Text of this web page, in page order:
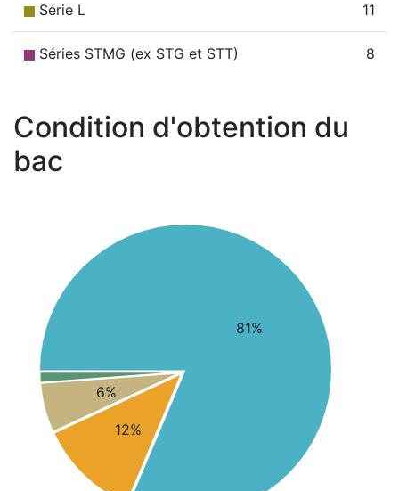
Série L 11
Séries STMG (ex STG et STT) 8
Condition d'obtention du
bac
81%
12%
6%